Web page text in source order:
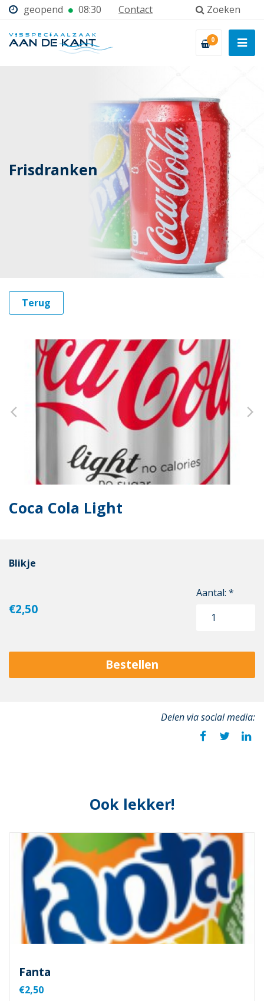
geopend 08:30 Contact Zoeken
0
Frisdranken
Terug
Coca Cola Light
Blikje
€2,50
Aantal: *
Bestellen
Delen via social media:
Ook lekker!
Fanta
€2,50